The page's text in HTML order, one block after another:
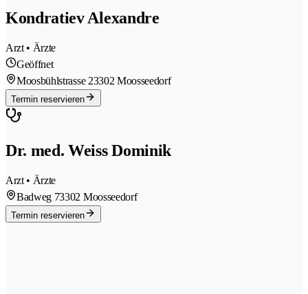
Kondratiev Alexandre
Arzt • Ärzte
Geöffnet
Moosbühlstrasse 23302 Moosseedorf
Termin reservieren
Dr. med. Weiss Dominik
Arzt • Ärzte
Badweg 73302 Moosseedorf
Termin reservieren